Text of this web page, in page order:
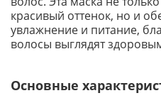
красивый оттенок, но и
увлажнение и питание,
волосы выглядят
Основные